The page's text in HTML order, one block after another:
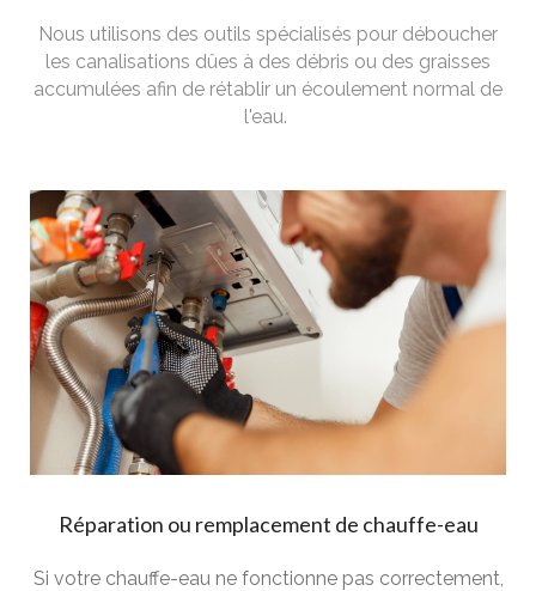
Nous utilisons des outils spécialisés pour déboucher
les canalisations dûes à des débris ou des graisses
accumulées afin de rétablir un écoulement normal de
l'eau.
Réparation ou remplacement de chauffe-eau
Si votre chauffe-eau ne fonctionne pas correctement,